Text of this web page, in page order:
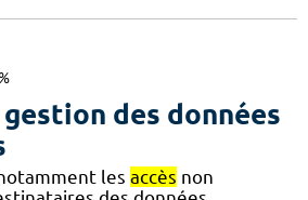
des données
les accès non